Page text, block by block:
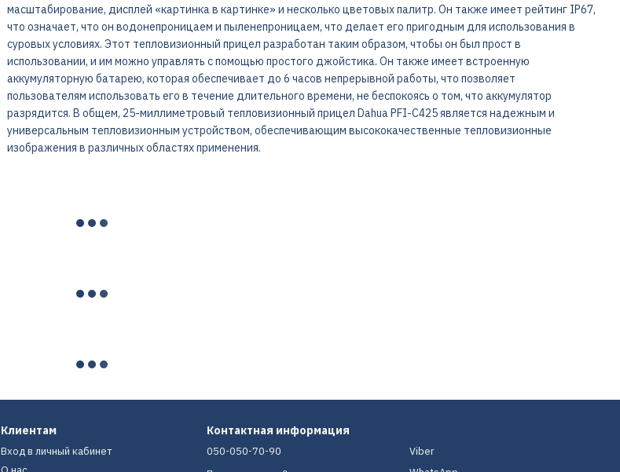
масштабирование, дисплей «картинка в картинке» и несколько цветовых палитр. Он также имеет рейтинг IP67,
что означает, что он водонепроницаем и пыленепроницаем, что делает его пригодным для использования в
суровых условиях. Этот тепловизионный прицел разработан таким образом, чтобы он был прост в
использовании, и им можно управлять с помощью простого джойстика. Он также имеет встроенную
аккумуляторную батарею, которая обеспечивает до 6 часов непрерывной работы, что позволяет
пользователям использовать его в течение длительного времени, не беспокоясь о том, что аккумулятор
разрядится. В общем, 25-миллиметровый тепловизионный прицел Dahua PFI-C425 является надежным и
универсальным тепловизионным устройством, обеспечивающим высококачественные тепловизионные
изображения в различных областях применения.
Клиентам
Вход в личный кабинет
Контактная информация
050-050-70-90
Viber